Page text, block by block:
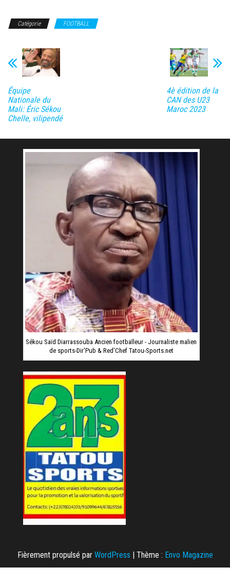
Catégorie FOOTBALL
Équipe
Nationale du
Mali: Éric Sékou
Chelle, vilipendé
4è édition de la
CAN des U23
Maroc 2023
Sékou Saïd Diarrassouba Ancien footballeur - Journaliste malien
de sports-Dir'Pub & Red'Chef Tatou-Sports.net
Fièrement propulsé par WordPress | Thème : Envo Magazine